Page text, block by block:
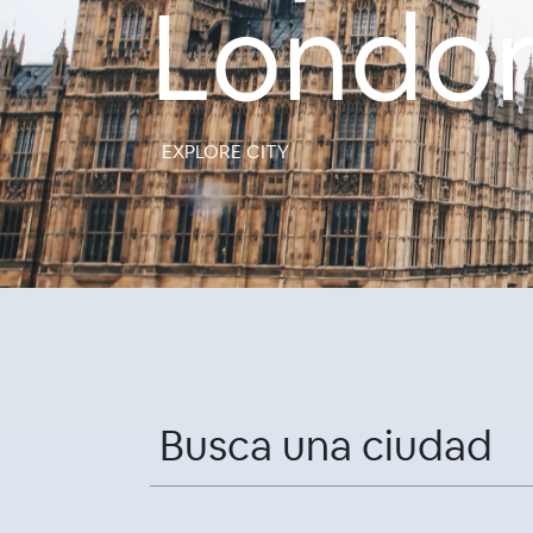
EXPLORE CITY